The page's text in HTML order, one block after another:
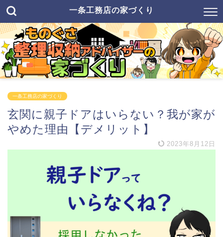
一条工務店の家づくり
一条工務店の家づくり
玄関に親子ドアはいらない？我が家が
やめた理由【デメリット】
2023年8月12日